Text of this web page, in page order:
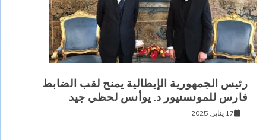
رئيس الجمهورية الإيطالية يمنح لقب الضابط
فارس للمونسنيور د. يوأنس لحظي جيد
17 يناير, 2025